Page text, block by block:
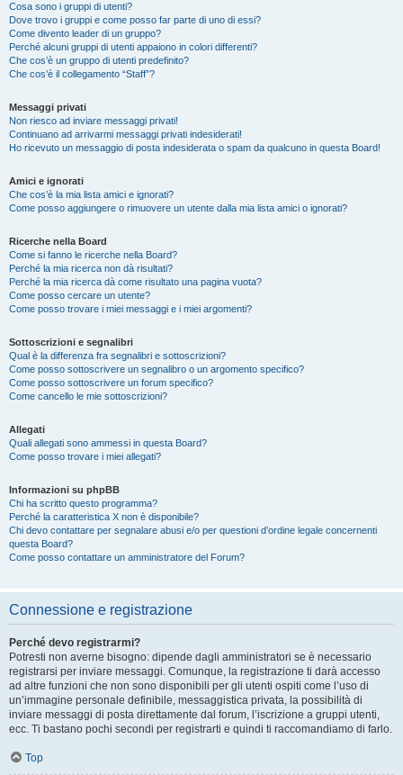
Cosa sono i gruppi di utenti?
Dove trovo i gruppi e come posso far parte di uno di essi?
Come divento leader di un gruppo?
Perché alcuni gruppi di utenti appaiono in colori differenti?
Che cos’è un gruppo di utenti predefinito?
Che cos’è il collegamento “Staff”?
Messaggi privati
Non riesco ad inviare messaggi privati!
Continuano ad arrivarmi messaggi privati indesiderati!
Ho ricevuto un messaggio di posta indesiderata o spam da qualcuno in questa Board!
Amici e ignorati
Che cos’è la mia lista amici e ignorati?
Come posso aggiungere o rimuovere un utente dalla mia lista amici o ignorati?
Ricerche nella Board
Come si fanno le ricerche nella Board?
Perché la mia ricerca non dà risultati?
Perché la mia ricerca dà come risultato una pagina vuota?
Come posso cercare un utente?
Come posso trovare i miei messaggi e i miei argomenti?
Sottoscrizioni e segnalibri
Qual è la differenza fra segnalibri e sottoscrizioni?
Come posso sottoscrivere un segnalibro o un argomento specifico?
Come posso sottoscrivere un forum specifico?
Come cancello le mie sottoscrizioni?
Allegati
Quali allegati sono ammessi in questa Board?
Come posso trovare i miei allegati?
Informazioni su phpBB
Chi ha scritto questo programma?
Perché la caratteristica X non è disponibile?
Chi devo contattare per segnalare abusi e/o per questioni d’ordine legale concernenti
questa Board?
Come posso contattare un amministratore del Forum?
Connessione e registrazione
Perché devo registrarmi?
Potresti non averne bisogno: dipende dagli amministratori se è necessario
registrarsi per inviare messaggi. Comunque, la registrazione ti darà accesso
ad altre funzioni che non sono disponibili per gli utenti ospiti come l’uso di
un’immagine personale definibile, messaggistica privata, la possibilità di
inviare messaggi di posta direttamente dal forum, l’iscrizione a gruppi utenti,
ecc. Ti bastano pochi secondi per registrarti e quindi ti raccomandiamo di farlo.
Top